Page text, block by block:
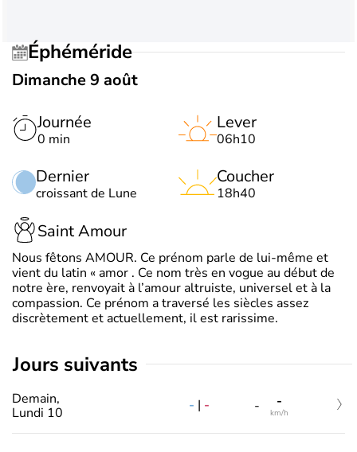
Éphéméride
Dimanche 9 août
Journée
0 min
Dernier
croissant de Lune
Lever
06h10
Coucher
18h40
Saint Amour
Nous fêtons AMOUR. Ce prénom parle de lui-même et
vient du latin « amor . Ce nom très en vogue au début de
notre ère, renvoyait à l’amour altruiste, universel et à la
compassion. Ce prénom a traversé les siècles assez
discrètement et actuellement, il est rarissime.
jours suivants
Demain,
Lundi 10
- | - - -
km/h